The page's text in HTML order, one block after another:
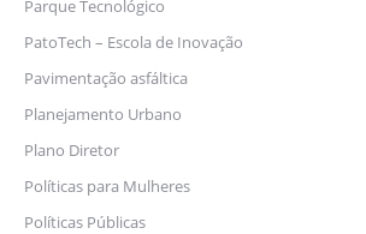
Parque Tecnológico
PatoTech – Escola de Inovação
Pavimentação asfáltica
Planejamento Urbano
Plano Diretor
Políticas para Mulheres
Políticas Públicas